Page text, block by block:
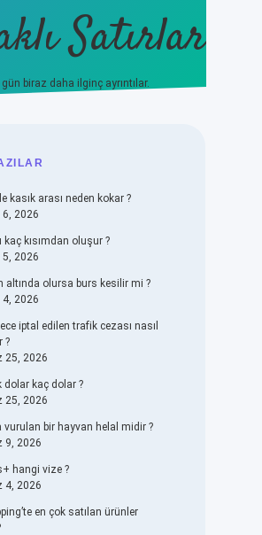
Satırlar
gün biraz daha ilginç ayrıntılar.
kasık arası neden kokar ?
2026
kaç kısımdan oluşur ?
2026
altında olursa burs kesilir mi ?
2026
iptal edilen trafik cezası nasıl
?
25, 2026
dolar kaç dolar ?
25, 2026
vurulan bir hayvan helal midir ?
9, 2026
hangi vize ?
4, 2026
en çok satılan ürünler